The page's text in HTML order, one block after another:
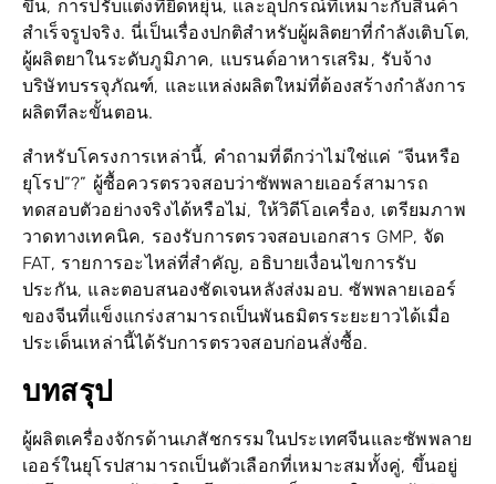
สำเร็จรูปจริง. นี่เป็นเรื่องปกติสำหรับผู้ผลิตยาที่กำลังเติบโต,
ผู้ผลิตยาในระดับภูมิภาค, แบรนด์อาหารเสริม, รับจ้าง
บริษัทบรรจุภัณฑ์, และแหล่งผลิตใหม่ที่ต้องสร้างกำลังการ
ผลิตทีละขั้นตอน.
ยุโรป”?” ผู้ซื้อควรตรวจสอบว่าซัพพลายเออร์สามารถ
ทดสอบตัวอย่างจริงได้หรือไม่, ให้วิดีโอเครื่อง, เตรียมภาพ
วาดทางเทคนิค, รองรับการตรวจสอบเอกสาร GMP, จัด
FAT, รายการอะไหล่ที่สำคัญ, อธิบายเงื่อนไขการรับ
ประกัน, และตอบสนองชัดเจนหลังส่งมอบ. ซัพพลายเออร์
ของจีนที่แข็งแกร่งสามารถเป็นพันธมิตรระยะยาวได้เมื่อ
ประเด็นเหล่านี้ได้รับการตรวจสอบก่อนสั่งซื้อ.
บทสรุป
เออร์ในยุโรปสามารถเป็นตัวเลือกที่เหมาะสมทั้งคู่, ขึ้นอยู่
กับโครงการ. ผู้ผลิตในยุโรปยังคงแข็งแกร่งในกลุ่มผู้ผลิต